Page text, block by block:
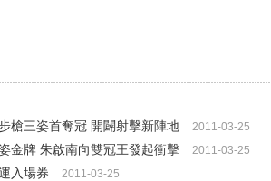
槍三姿首奪冠 開闢射擊新陣地
2011-03-25
金牌 朱啟南向雙冠王發起衝擊 2011-03-25
入場券 2011-03-25